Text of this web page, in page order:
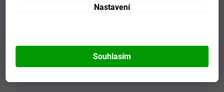
Nastavení
Souhlasím